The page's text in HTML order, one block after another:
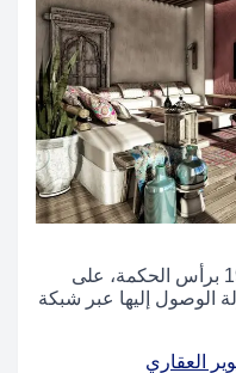
الموقع: تقع قرية جايا في الكيلو 194 برأس الحكمة، على
الوصول إليها عبر شبكة
العقاري